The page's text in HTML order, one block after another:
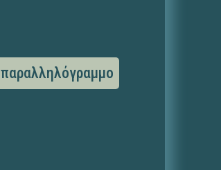
παραλληλόγραμμο